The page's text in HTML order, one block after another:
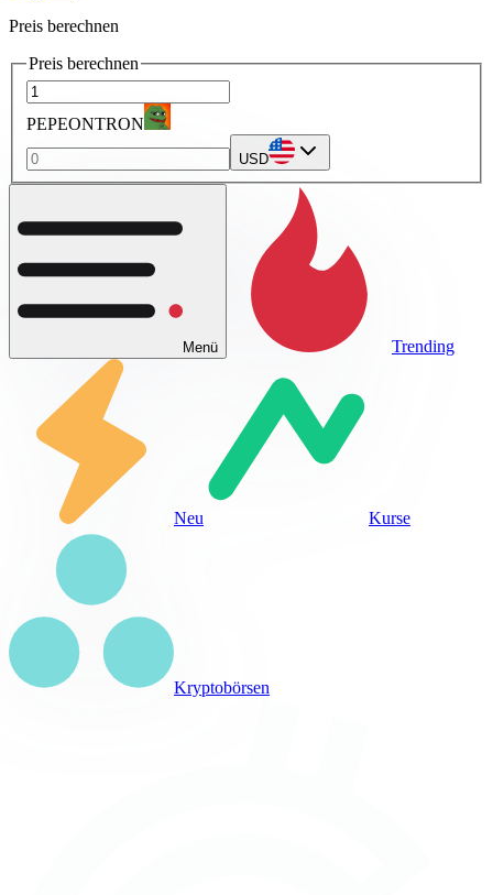
Preis berechnen
Preis berechnen
PEPEONTRON
USD
Menü Trending
Neu Kurse
Kryptobörsen